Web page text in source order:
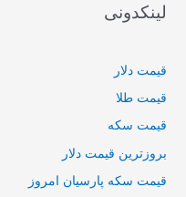
لینکدونی
قیمت دلار
قیمت طلا
قیمت سکه
بروزترین قیمت دلار
قیمت سکه پارسیان امروز